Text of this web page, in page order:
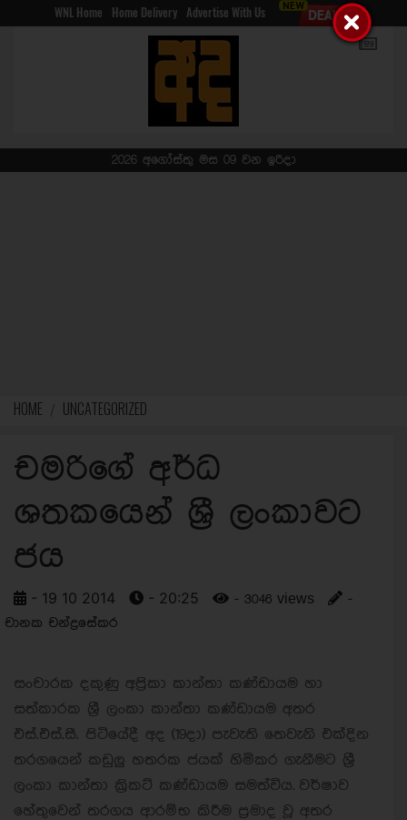
WNL Home Home Delivery Advertise With Us
2026 අගෝස්තු මස 09 වන ඉරිදා
HOME UNCATEGORIZED
චමරිගේ අර්ධ
ශතකයෙන් ශ්‍රී ලංකාවට
ජය
- 19 10 2014 - 20:25 - 3046 views
-
චානක චන්ද්‍රසේකර
සංචාරක දකුණු අප්‍රිකා කාන්තා කණ්ඩායම හා
සත්කාරක ශ්‍රී ලංකා කාන්තා කණ්ඩායම අතර
එස්.එස්.සී. පිටියේදී අද (19දා) පැවැති තෙවැනි එක්දින
තරගයෙන් කඩුලු හතරක ජයක් හිමිකර ගැනීමට ශ්‍රී
ලංකා කාන්තා ක්‍රිකට් කණ්ඩායම සමත්විය. වර්ෂාව
හේතුවෙන් තරගය ආරම්භ කිරීම ප්‍රමාද වූ අතර